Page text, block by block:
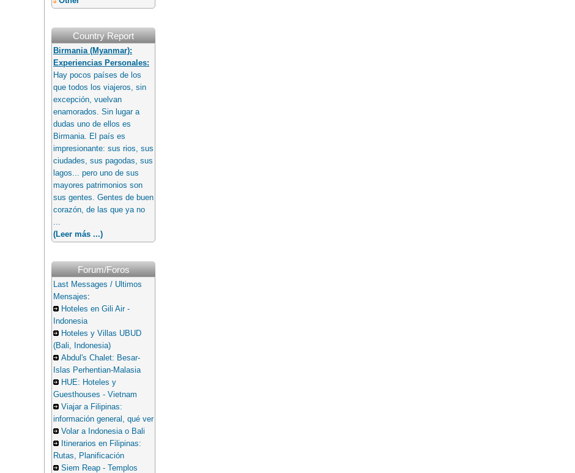
Country Report
Birmania (Myanmar):
Experiencias Personales:
Hay pocos países de los
que todos los viajeros, sin
excepción, vuelvan
enamorados. Sin lugar a
dudas uno de ellos es
Birmania. El país es
impresionante: sus rios, sus
ciudades, sus pagodas, sus
lagos... pero uno de sus
mayores patrimonios son
sus gentes. Gentes de buen
corazón, de las que ya no
...
(Leer más ...)
Forum/Foros
Last Messages / Ultimos
Mensajes:
Hoteles en Gili Air -
Indonesia
Hoteles y Villas UBUD
(Bali, Indonesia)
Abdul's Chalet: Besar-
Islas Perhentian-Malasia
HUE: Hoteles y
Guesthouses - Vietnam
Viajar a Filipinas:
información general, qué ver
Volar a Indonesia o Bali
Itinerarios en Filipinas:
Rutas, Planificación
Siem Reap - Templos